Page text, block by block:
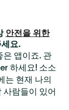
안전을 위한
요.
은 앱이죠. 관
하세요! 소소
는 현재 나의
람들이 있어